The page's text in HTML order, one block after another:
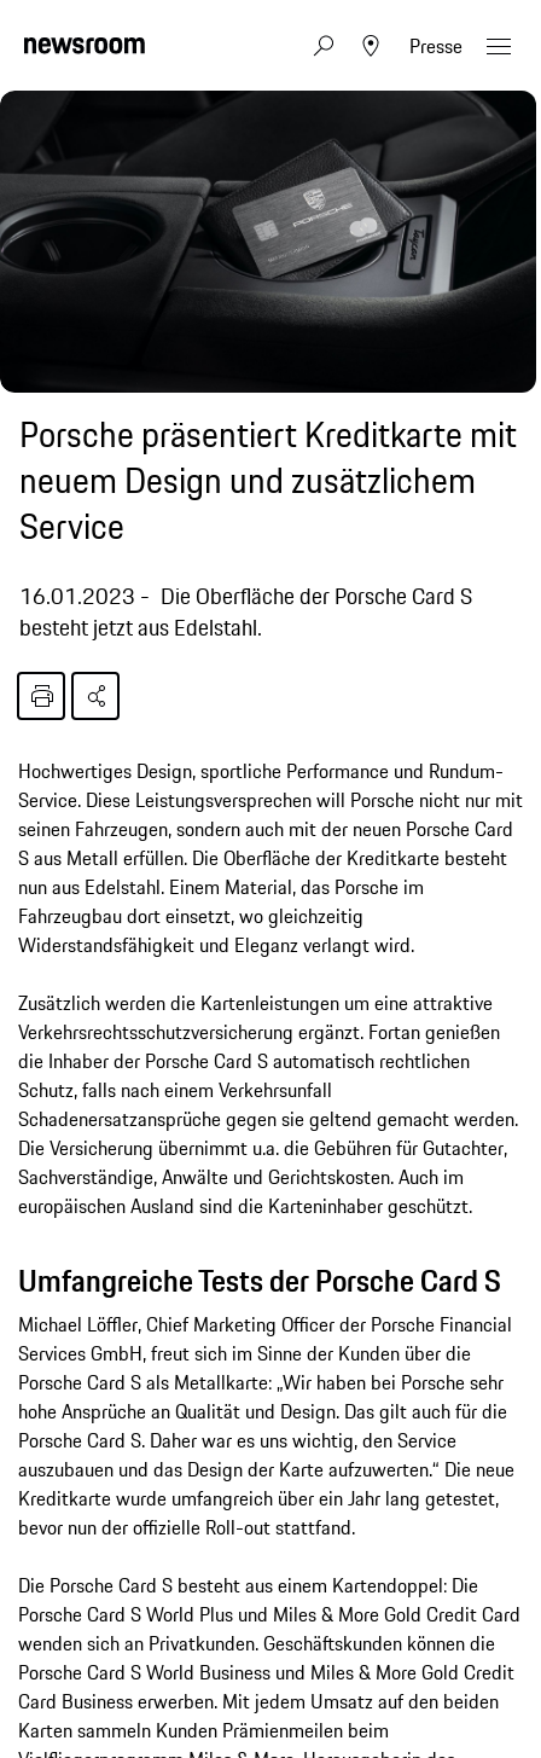
Presse
Porsche präsentiert Kreditkarte mit
neuem Design und zusätzlichem
Service
16.01.2023
Die Oberfläche der Porsche Card S
besteht jetzt aus Edelstahl.
Hochwertiges Design, sportliche Performance und Rundum-
Service. Diese Leistungsversprechen will Porsche nicht nur mit
seinen Fahrzeugen, sondern auch mit der neuen Porsche Card
S aus Metall erfüllen. Die Oberfläche der Kreditkarte besteht
nun aus Edelstahl. Einem Material, das Porsche im
Fahrzeugbau dort einsetzt, wo gleichzeitig
Widerstandsfähigkeit und Eleganz verlangt wird.
Zusätzlich werden die Kartenleistungen um eine attraktive
Verkehrsrechtsschutzversicherung ergänzt. Fortan genießen
die Inhaber der Porsche Card S automatisch rechtlichen
Schutz, falls nach einem Verkehrsunfall
Schadenersatzansprüche gegen sie geltend gemacht werden.
Die Versicherung übernimmt u.a. die Gebühren für Gutachter,
Sachverständige, Anwälte und Gerichtskosten. Auch im
europäischen Ausland sind die Karteninhaber geschützt.
Umfangreiche Tests der Porsche Card S
Michael Löffler, Chief Marketing Officer der Porsche Financial
Services GmbH, freut sich im Sinne der Kunden über die
Porsche Card S als Metallkarte: „Wir haben bei Porsche sehr
hohe Ansprüche an Qualität und Design. Das gilt auch für die
Porsche Card S. Daher war es uns wichtig, den Service
auszubauen und das Design der Karte aufzuwerten.“ Die neue
Kreditkarte wurde umfangreich über ein Jahr lang getestet,
bevor nun der offizielle Roll-out stattfand.
Die Porsche Card S besteht aus einem Kartendoppel: Die
Porsche Card S World Plus und Miles & More Gold Credit Card
wenden sich an Privatkunden. Geschäftskunden können die
Porsche Card S World Business und Miles & More Gold Credit
Card Business erwerben. Mit jedem Umsatz auf den beiden
Karten sammeln Kunden Prämienmeilen beim